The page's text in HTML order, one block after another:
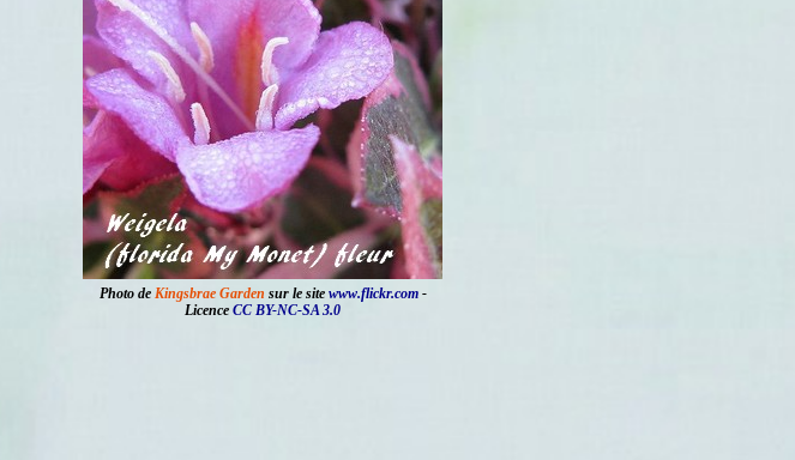
Photo de Kingsbrae Garden sur le site www.flickr.com-
Licence CC BY-NC-SA 3.0